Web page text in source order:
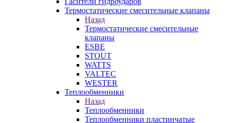
Термостатические смесительные клапаны
Назад
Термостатические смесительные
клапаны
ESBE
STOUT
WATTS
VALTEC
WESTER
Теплообменники
Назад
Теплообменники
Теплообменники пластинчатые